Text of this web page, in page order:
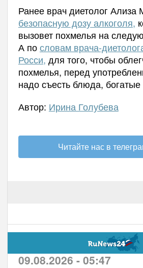
Ранее врач диетолог Ализа
безопасную дозу алкоголя,
вызовет похмелья на
А пословам врача-
Росси, для того, чтобы
похмелья, перед
надо съесть блюда, богатые
Автор: Ирина Голубева
Читайте нас в
09.08.2026 - 05:47